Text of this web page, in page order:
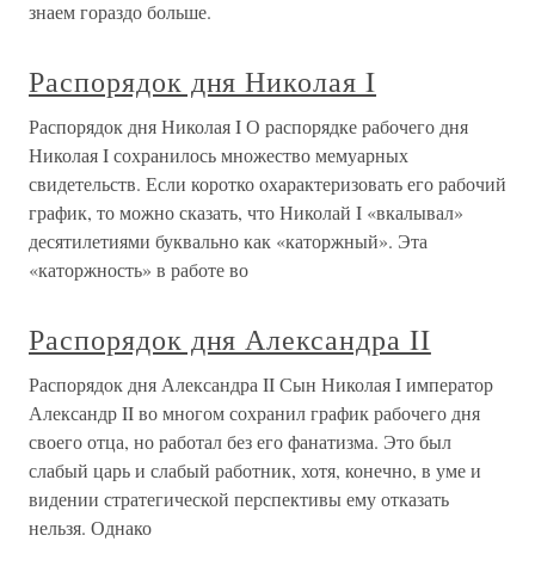
знаем гораздо больше.
Распорядок дня Николая I
Распорядок дня Николая I О распорядке рабочего дня
Николая I сохранилось множество мемуарных
свидетельств. Если коротко охарактеризовать его рабочий
график, то можно сказать, что Николай I «вкалывал»
десятилетиями буквально как «каторжный». Эта
«каторжность» в работе во
Распорядок дня Александра II
Распорядок дня Александра II Сын Николая I император
Александр II во многом сохранил график рабочего дня
своего отца, но работал без его фанатизма. Это был
слабый царь и слабый работник, хотя, конечно, в уме и
видении стратегической перспективы ему отказать
нельзя. Однако